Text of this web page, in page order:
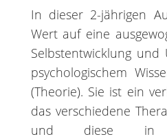
In dieser 2-jährigen
Wert auf eine
Selbstentwicklung und
psychologischem
(Theorie). Sie ist ein
das verschiedene
und diese in